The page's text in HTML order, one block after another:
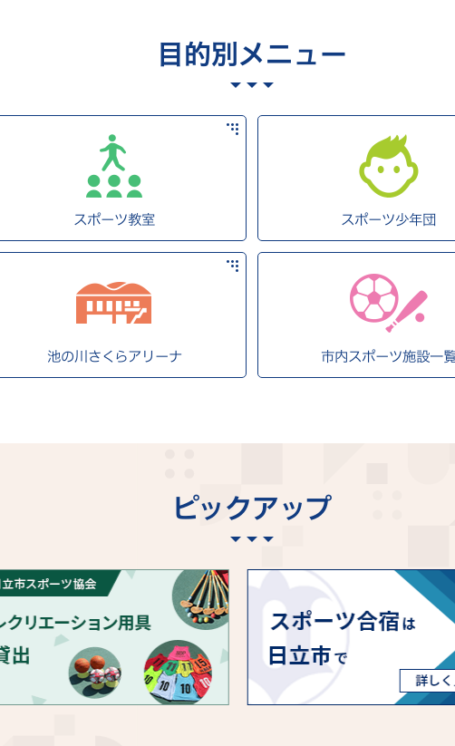
目的別メニュー
スポーツ教室 スポーツ少年団
池の川さくらアリーナ 市内スポーツ施設一
ピックアップ